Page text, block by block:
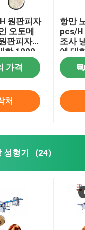
원판피자
오토메
판피자
한 1000
가격
처
항만
pcs/H
조사
에 대
성형기 (24)